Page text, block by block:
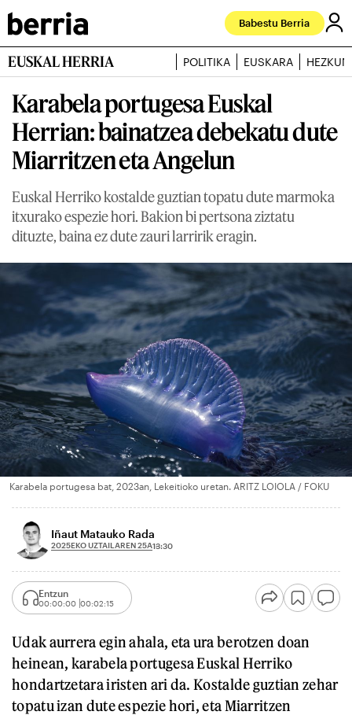
Babestu Berria
EUSKAL HERRIA POLITIKA EUSKARA
Karabela portugesa Euskal
Herrian: bainatzea debekatu dute
Miarritzen eta Angelun
Euskal Herriko kostalde guztian topatu dute marmoka
itxurako espezie hori. Bakion bi pertsona ziztatu
dituzte, baina ez dute zauri larririk eragin.
Karabela portugesa bat, 2023an, Lekeitioko uretan. ARITZ LOIOLA / FOKU
Iñaut Matauko Rada
2025EKO UZTAILAREN 25A13:30
Entzun
00:00:00 00:02:15
Udak aurrera egin ahala, eta ura berotzen doan
heinean, karabela portugesa Euskal Herriko
hondartzetara iristen ari da. Kostalde guztian zehar
topatu izan dute espezie hori, eta Miarritzen